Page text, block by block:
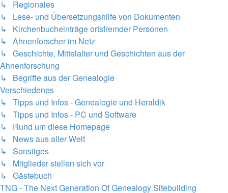
↳ Regionales
↳ Lese- und Übersetzungshilfe von Dokumenten
↳ Kirchenbucheinträge ortsfremder Personen
↳ Ahnenforscher im Netz
↳ Geschichte, Mittelalter und Geschichten aus der
Ahnenforschung
↳ Begriffe aus der Genealogie
Verschiedenes
↳ Tipps und Infos - Genealogie und Heraldik
↳ Tipps und Infos - PC und Software
↳ Rund um diese Homepage
↳ News aus aller Welt
↳ Sonstiges
↳ Mitglieder stellen sich vor
↳ Gästebuch
TNG - The Next Generation Of Genealogy Sitebuilding